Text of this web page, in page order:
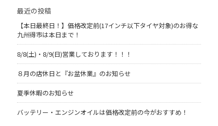
最近の投稿
【本日最終日！】価格改定前(17インチ以下タイヤ対象)のお得な
九州得市は本日まで！
8/8(土)・8/9(日)営業しております！！！
８月の店休日と『お盆休業』のお知らせ
夏季休暇のお知らせ
バッテリー・エンジンオイルは価格改定前の今がおすすめ！